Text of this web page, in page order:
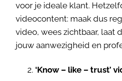
voor je ideale klant.
videocontent: maak dus
video, wees zichtbaar, laat
jouw aanwezigheid en
‘Know – like – trust’